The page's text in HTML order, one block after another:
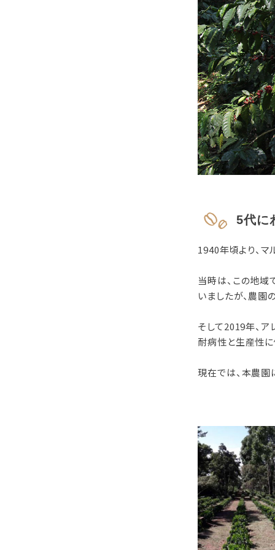
5代に
1940年頃より、
当時は、この地域
いましたが、農園
そして2019年、
耐病性と生産性
現在では、本農園